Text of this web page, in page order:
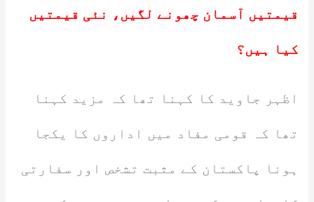
قیمتیں آسمان چھونے لگیں، نئی قیمتیں
کیا ہیں؟
اظہر جاوید کا کہنا تھا کہ مزید کہنا
تھا کہ قومی مفاد میں اداروں کا یکجا
ہونا پاکستان کے مثبت تشخص اور سفارتی